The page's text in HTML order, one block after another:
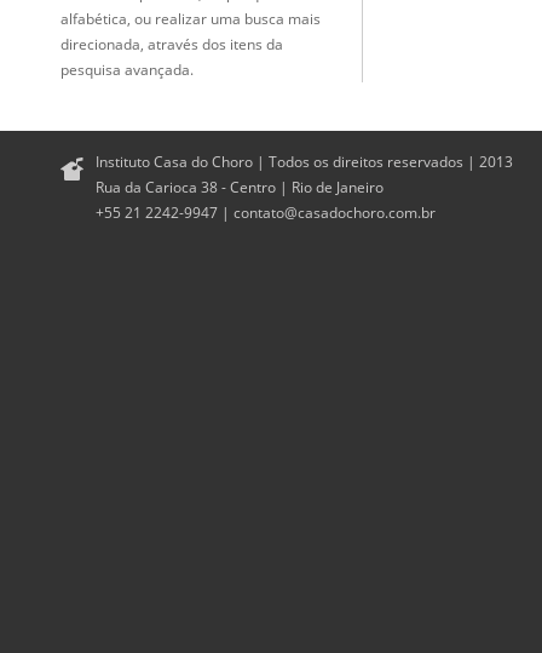
alfabética, ou realizar uma busca mais
direcionada, através dos itens da
pesquisa avançada.
Instituto Casa do Choro | Todos os direitos reservados | 2013
Rua da Carioca 38 - Centro | Rio de Janeiro
+55 21 2242-9947 | contato@casadochoro.com.br